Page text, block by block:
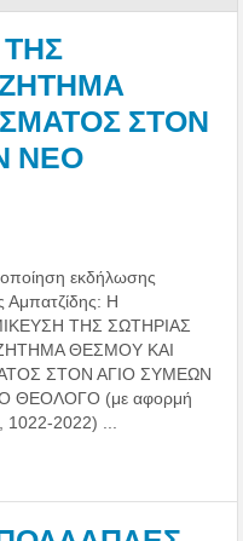
ΖΗΤΗΜΑ
ΣΤΟΝ
ΝΕΟ
εκδήλωσης
Αμπατζίδης: Η
ΤΗΣ ΣΩΤΗΡΙΑΣ
ΘΕΣΜΟΥ ΚΑΙ
ΣΤΟΝ ΑΓΙΟ ΣΥΜΕΩΝ
ΘΕΟΛΟΓΟ (με αφορμή
1022-2022) ...